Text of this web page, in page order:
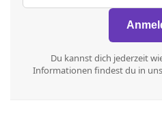
Du kannst dich jederzeit
Informationen findest du in